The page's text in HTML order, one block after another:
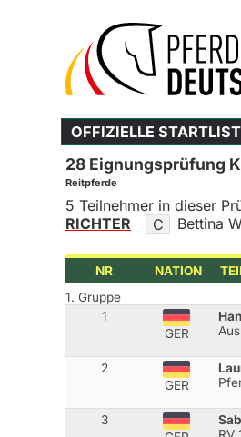
OFFIZIELLE
28 Eignungsprüfung
Reitpferde
5 Teilnehmer in dieser
RICHTER
C Bettina
NR NATION
1. Gruppe
1
GER
2
GER
3
RV